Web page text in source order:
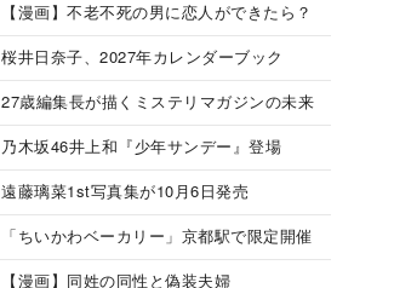
【漫画】不老不死の男に恋人ができたら？
桜井日奈子、2027年カレンダーブック
27歳編集長が描くミステリマガジンの未来
乃木坂46井上和『少年サンデー』登場
遠藤璃菜1st写真集が10月6日発売
「ちいかわベーカリー」京都駅で限定開催
【漫画】同姓の同性と偽装夫婦